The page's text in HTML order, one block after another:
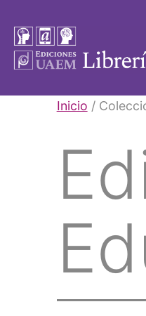
contenido
Libros
Inicio /